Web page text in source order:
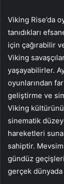
Viking Rise’da
tanıdıkları
için çağırabilir
Viking
yaşayabilirler.
oyunlarından
geliştirme ve
Viking
sinematik
hareketleri
sahiptir.
gündüz
gerçek